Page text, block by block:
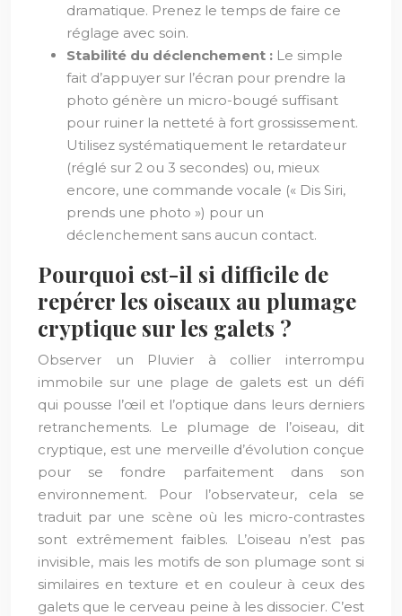
dramatique. Prenez le temps de faire ce
réglage avec soin.
Stabilité du déclenchement : Le simple
fait d’appuyer sur l’écran pour prendre la
photo génère un micro-bougé suffisant
pour ruiner la netteté à fort grossissement.
Utilisez systématiquement le retardateur
(réglé sur 2 ou 3 secondes) ou, mieux
encore, une commande vocale (« Dis Siri,
prends une photo ») pour un
déclenchement sans aucun contact.
Pourquoi est-il si difficile de
repérer les oiseaux au plumage
cryptique sur les galets ?
Observer un Pluvier à collier interrompu
immobile sur une plage de galets est un défi
qui pousse l’œil et l’optique dans leurs derniers
retranchements. Le plumage de l’oiseau, dit
cryptique, est une merveille d’évolution conçue
pour se fondre parfaitement dans son
environnement. Pour l’observateur, cela se
traduit par une scène où les micro-contrastes
sont extrêmement faibles. L’oiseau n’est pas
invisible, mais les motifs de son plumage sont si
similaires en texture et en couleur à ceux des
galets que le cerveau peine à les dissocier. C’est